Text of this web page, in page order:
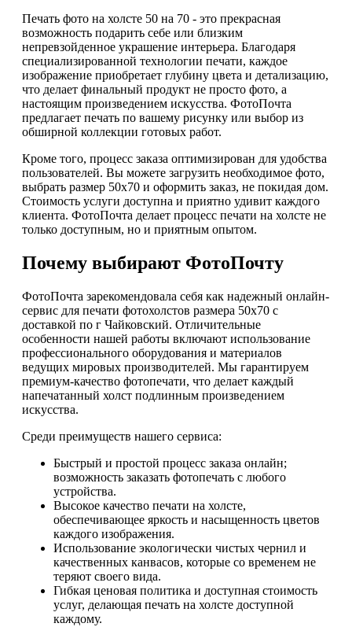
Печать фото на холсте 50 на 70 - это прекрасная
возможность подарить себе или близким
непревзойденное украшение интерьера. Благодаря
специализированной технологии печати, каждое
изображение приобретает глубину цвета и детализацию,
что делает финальный продукт не просто фото, а
настоящим произведением искусства. ФотоПочта
предлагает печать по вашему рисунку или выбор из
обширной коллекции готовых работ.
Кроме того, процесс заказа оптимизирован для удобства
пользователей. Вы можете загрузить необходимое фото,
выбрать размер 50х70 и оформить заказ, не покидая дом.
Стоимость услуги доступна и приятно удивит каждого
клиента. ФотоПочта делает процесс печати на холсте не
только доступным, но и приятным опытом.
Почему выбирают ФотоПочту
ФотоПочта зарекомендовала себя как надежный онлайн-
сервис для печати фотохолстов размера 50х70 с
доставкой по г Чайковский. Отличительные
особенности нашей работы включают использование
профессионального оборудования и материалов
ведущих мировых производителей. Мы гарантируем
премиум-качество фотопечати, что делает каждый
напечатанный холст подлинным произведением
искусства.
Среди преимуществ нашего сервиса:
Быстрый и простой процесс заказа онлайн;
возможность заказать фотопечать с любого
устройства.
Высокое качество печати на холсте,
обеспечивающее яркость и насыщенность цветов
каждого изображения.
Использование экологически чистых чернил и
качественных канвасов, которые со временем не
теряют своего вида.
Гибкая ценовая политика и доступная стоимость
услуг, делающая печать на холсте доступной
каждому.